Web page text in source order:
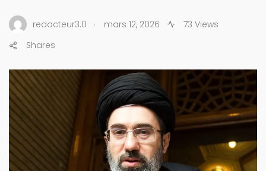
redacteur3.0 . mars 12, 2026
73 Views
Shares